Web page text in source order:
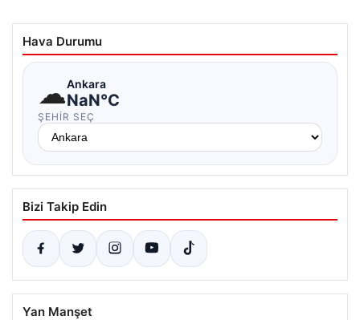
Hava Durumu
☁Ankara
NaN°C
ŞEHIR SEÇ
Bizi Takip Edin
Yan Manşet